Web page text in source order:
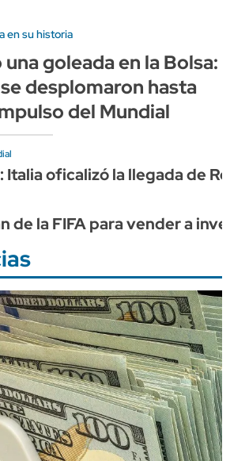
en su historia
goleada en la Bolsa:
desplomaron hasta
del Mundial
Italia oficalizó la llegada de
de la FIFA para vender a